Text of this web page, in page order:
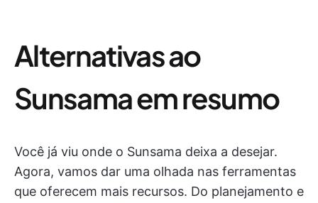
Alternativas ao
Sunsama em resumo
Você já viu onde o Sunsama deixa a desejar.
Agora, vamos dar uma olhada nas ferramentas
que oferecem mais recursos. Do planejamento e